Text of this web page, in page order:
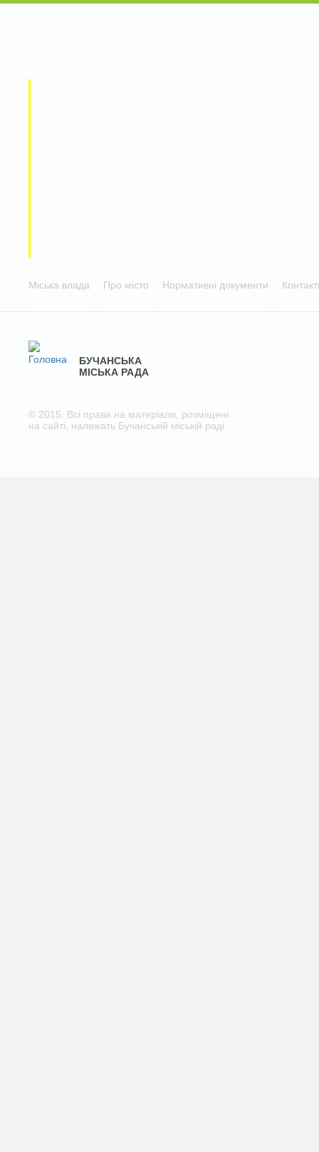
Міська влада Про місто Нормативні документи
БУЧАНСЬКА
МІСЬКА РАДА
© 2015. Всі права на матеріали, розміщені
на сайті, належать Бучанській міській раді